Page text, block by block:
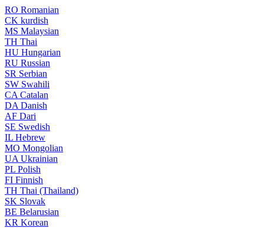
RO Romanian
CK kurdish
MS Malaysian
TH Thai
HU Hungarian
RU Russian
SR Serbian
SW Swahili
CA Catalan
DA Danish
AF Dari
SE Swedish
IL Hebrew
MO Mongolian
UA Ukrainian
PL Polish
FI Finnish
TH Thai (Thailand)
SK Slovak
BE Belarusian
KR Korean